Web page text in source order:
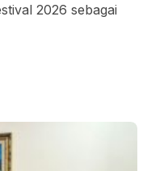
2026 sebagai